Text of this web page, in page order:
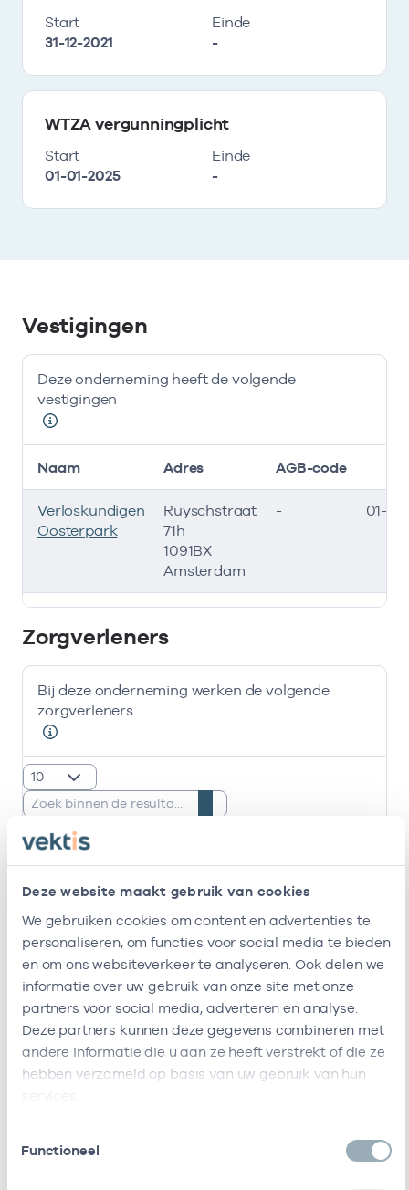
Deze website maakt gebruik van cookies
We gebruiken cookies om content en advertenties te
personaliseren, om functies voor social media te bieden
en om ons websiteverkeer te analyseren. Ook delen we
informatie over uw gebruik van onze site met onze
partners voor social media, adverteren en analyse.
Deze partners kunnen deze gegevens combineren met
andere informatie die u aan ze heeft verstrekt of die ze
hebben verzameld op basis van uw gebruik van hun
Functioneel
Start
31-12-2021
Einde
-
WTZA vergunningplicht
Start
01-01-2025
Einde
-
Vestigingen
Deze onderneming heeft de volgende
vestigingen
Deze onderneming heeft de volgende vestigingen
Naam Adres AGB-code
Verloskundigen
Oosterpark
Ruyschstraat
71h
1091BX
Amsterdam
- 01-
Zorgverleners
Bij deze onderneming werken de volgende
zorgverleners
Zoeken:
Naam
L.K.
Eigenaar 08003113
E.
Corporaal
Eigenaar 08003253 01-01-
A.M. Wiering Waarnemer 08003852 01-06-
M. Terwindt Eigenaar 08004139 05-09-